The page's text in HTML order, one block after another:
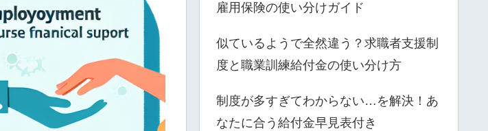
雇用保険の使い分けガイド
似ているようで全然違う？求職者支援制
度と職業訓練給付金の使い分け方
制度が多すぎてわからない…を解決！あ
なたに合う給付金早見表付き